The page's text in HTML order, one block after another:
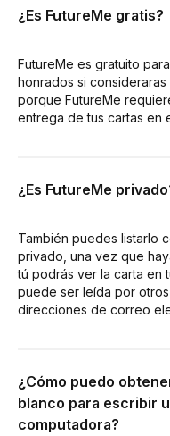
¿Es FutureMe gratis?
FutureMe es gratuito
honrados si
porque FutureMe
entrega de tus cartas en
¿Es FutureMe
También puedes listarlo
privado, una vez que
tú podrás ver la carta en
puede ser leída por
direcciones de correo
¿Cómo puedo
blanco para escribir
computadora?